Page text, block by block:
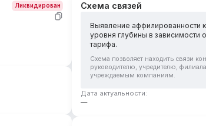
Ликвидирован Схема связей
Выявление аффилированности
уровня глубины в зависимости
тарифа.
Схема позволяет находить связи
руководителю, учредителю,
учреждаемым компаниям.
Дата актуальности:
—